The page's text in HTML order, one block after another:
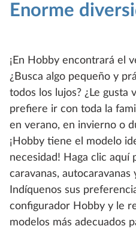
Enorme
¡En Hobby encontrará el
¿Busca algo pequeño y
todos los lujos? ¿Le gusta
prefiere ir con toda la
en verano, en invierno o
¡Hobby tiene el modelo
necesidad! Haga clic aquí
caravanas,
Indíquenos sus
configurador Hobby y le
modelos más adecuados